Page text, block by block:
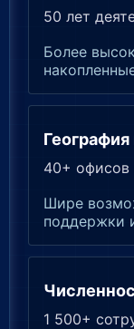
50 лет
Более
40+
Шире
поддержки
1 500+